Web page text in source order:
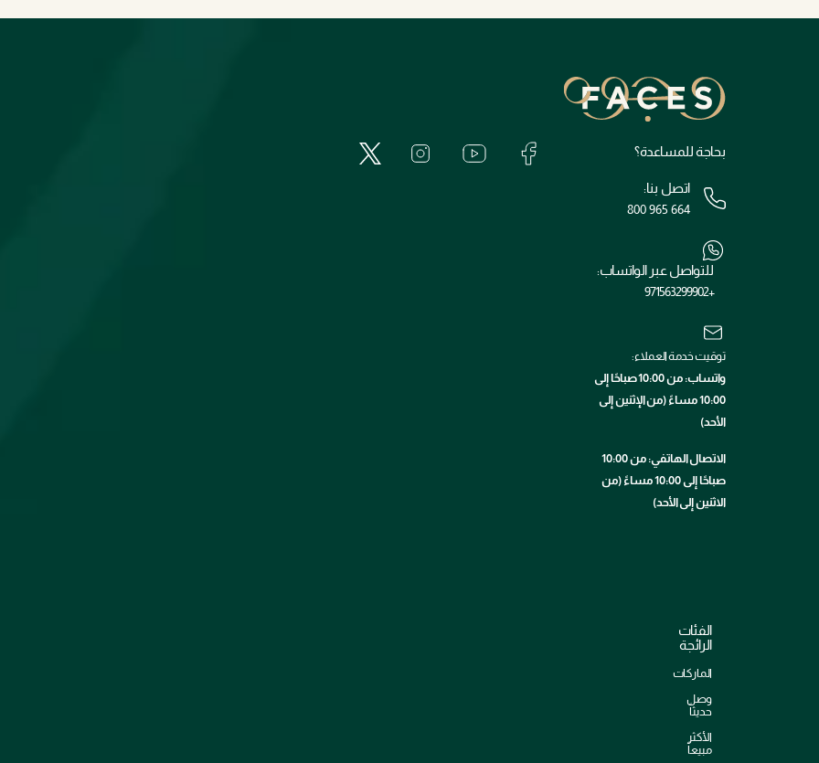
بحاجة للمساعدة؟
اتصل بنا:
800 965 664
للتواصل عبر الواتساب:
+971563299902
توقيت خدمة العملاء:
واتساب: من 10:00 صباحًا إلى
10:00 مساءً (من الإثنين إلى
الأحد)
الاتصال الهاتفي: من 10:00
صباحًا إلى 10:00 مساءً (من
الاثنين إلى الأحد)
الفئات
الرائجة
الماركات
وصل
حديثاً
الأكثر
مبيعاً